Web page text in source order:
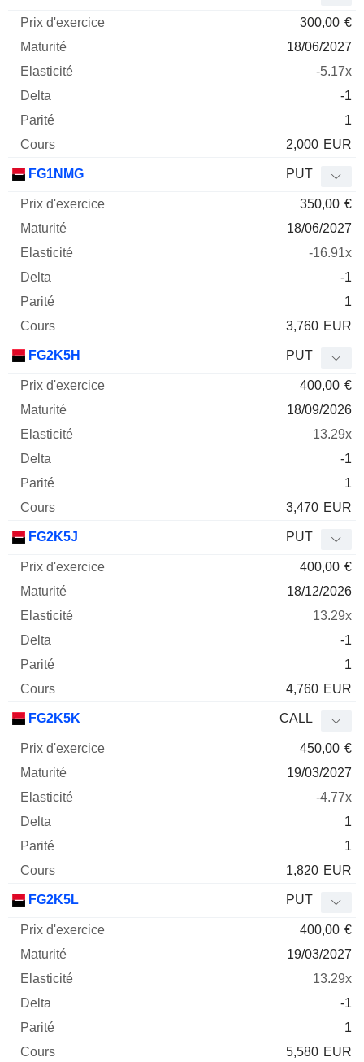
300,00 €
18/06/2027
-5.17x
-1
1
2,000 EUR
FG1NMG PUT
350,00 €
18/06/2027
-16.91x
-1
1
3,760 EUR
FG2K5H PUT
400,00 €
18/09/2026
13.29x
-1
1
3,470 EUR
FG2K5J PUT
400,00 €
18/12/2026
13.29x
-1
1
4,760 EUR
FG2K5K CALL
450,00 €
19/03/2027
-4.77x
1
1
1,820 EUR
FG2K5L PUT
400,00 €
19/03/2027
13.29x
-1
1
5,580 EUR